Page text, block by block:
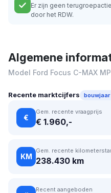
Er zijn geen
door het RDW.
Algemene
Model Ford Focus C-MAX
Recente marktcijfers
€
Gem. recente vraagprijs
€ 1.960,-
KM
Gem. recente
238.430 km
Recent aangeboden